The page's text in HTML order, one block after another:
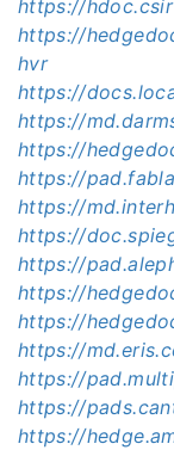
https://
https://
hvr
https://
https://
https://
https://
https://
https://
https://
https://
https://
https://
https://
https://
https://